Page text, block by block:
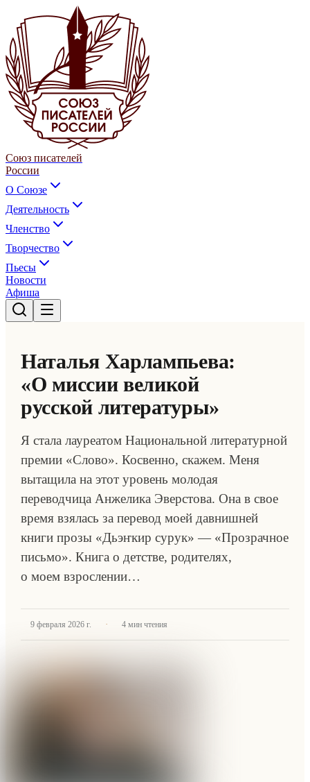
Союз писателей
России
О Союзе
Деятельность
Членство
Творчество
Пьесы
Новости
Афиша
Наталья Харлампьева:
«О миссии великой
русской литературы»
Я стала лауреатом Национальной литературной
премии «Слово». Косвенно, скажем. Меня
вытащила на этот уровень молодая
переводчица Анжелика Эверстова. Она в свое
время взялась за перевод моей давнишней
книги прозы «Дьэҥкир сурук» — «Прозрачное
письмо». Книга о детстве, родителях,
о моем взрослении…
9 февраля 2026 г. · 4 мин чтения